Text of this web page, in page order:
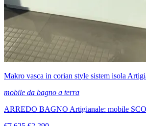
Makro vasca in corian style sistem isola
mobile da bagno a terra
ARREDO BAGNO Artigianale: mobile